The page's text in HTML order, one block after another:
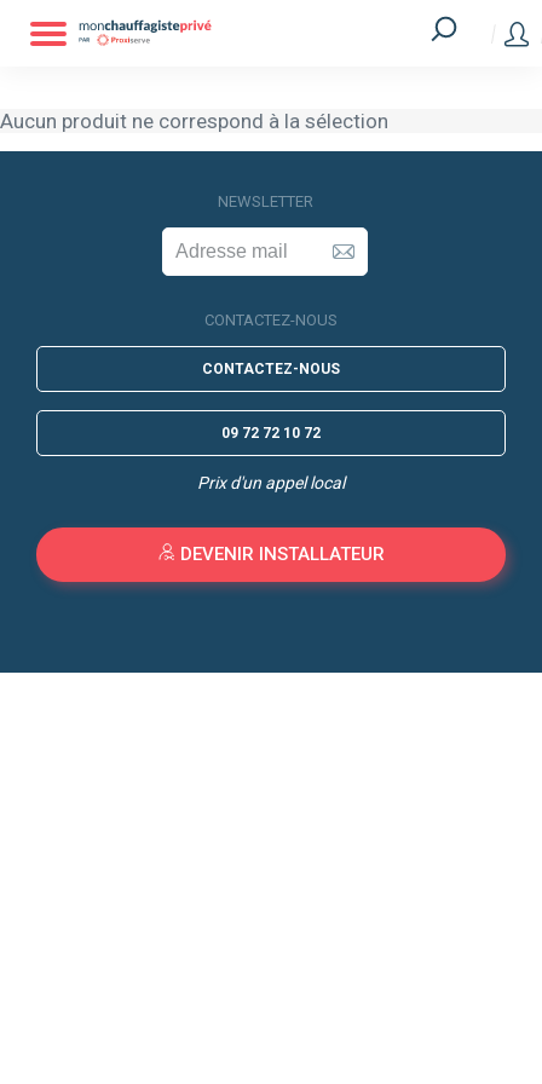
Aucun produit ne correspond à la sélection
NEWSLETTER
CONTACTEZ-NOUS
CONTACTEZ-NOUS
09 72 72 10 72
Prix d'un appel local
DEVENIR INSTALLATEUR